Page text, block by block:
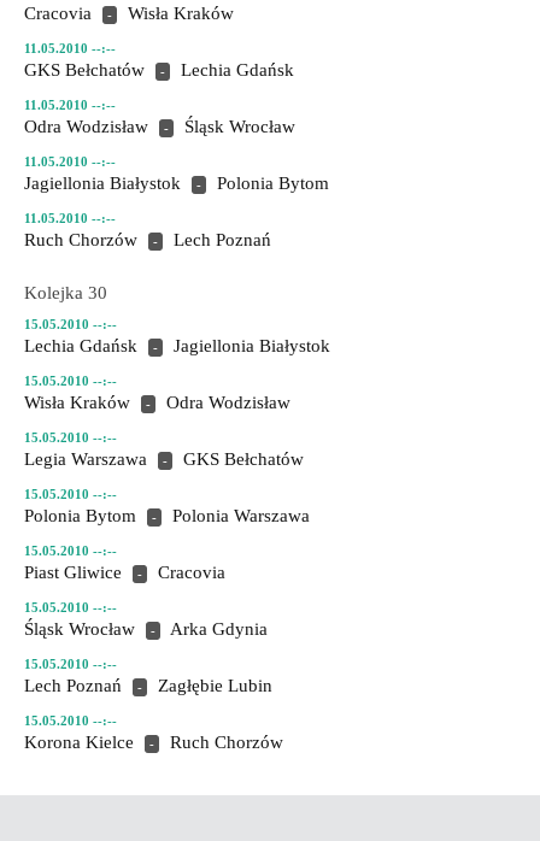
Cracovia - Wisła Kraków
11.05.2010 --:--
GKS Bełchatów - Lechia Gdańsk
11.05.2010 --:--
Odra Wodzisław - Śląsk Wrocław
11.05.2010 --:--
Jagiellonia Białystok - Polonia Bytom
11.05.2010 --:--
Ruch Chorzów - Lech Poznań
Kolejka 30
15.05.2010 --:--
Lechia Gdańsk - Jagiellonia Białystok
15.05.2010 --:--
Wisła Kraków - Odra Wodzisław
15.05.2010 --:--
Legia Warszawa - GKS Bełchatów
15.05.2010 --:--
Polonia Bytom - Polonia Warszawa
15.05.2010 --:--
Piast Gliwice - Cracovia
15.05.2010 --:--
Śląsk Wrocław - Arka Gdynia
15.05.2010 --:--
Lech Poznań - Zagłębie Lubin
15.05.2010 --:--
Korona Kielce - Ruch Chorzów